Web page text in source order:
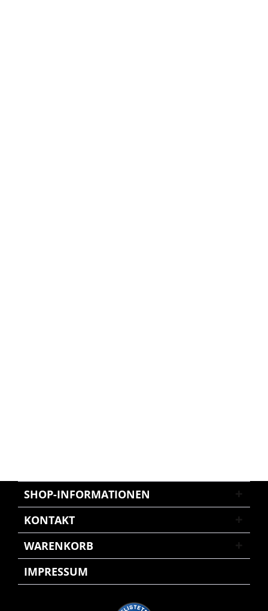
SHOP-INFORMATIONEN
KONTAKT
WARENKORB
IMPRESSUM